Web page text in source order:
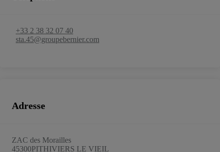
+33 2 38 32 07 40
sta.45@groupebernier.com
Adresse
ZAC des Morailles
45300PITHIVIERS LE VIEIL